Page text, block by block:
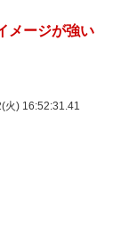
メージが強い
火) 16:52:31.41